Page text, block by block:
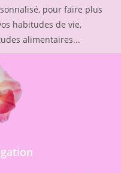
pour faire plus
habitudes de vie,
alimentaires...